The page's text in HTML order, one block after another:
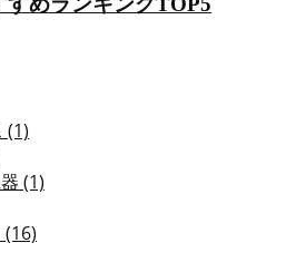
(1)
(1)
(16)